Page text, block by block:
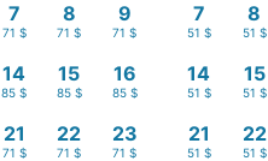
7
71 $
8
71 $
9
71 $
14
85 $
15
85 $
16
85 $
21
71 $
22
71 $
23
71 $
7
51 $
8
51 $
14
51 $
15
51 $
21
51 $
22
51 $